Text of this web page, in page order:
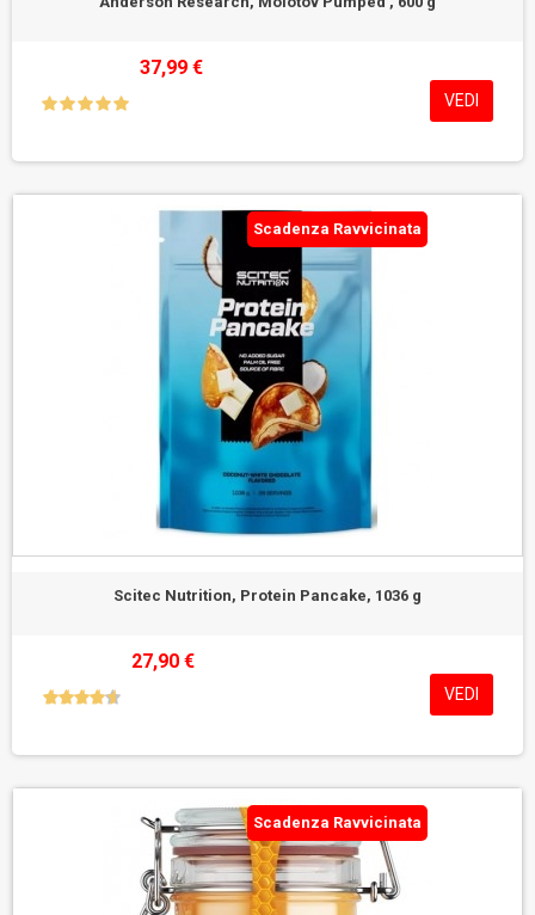
37,99 €
VEDI
Scadenza Ravvicinata
Scitec Nutrition, Protein Pancake, 1036 g
27,90 €
VEDI
Scadenza Ravvicinata